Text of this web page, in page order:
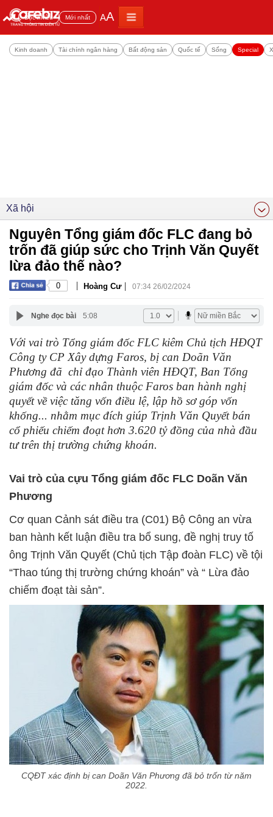
Đọc nhiều Mới nhất AA
Kinh doanh Tài chính ngân hàng Bất động sản Quốc tế Sống Special
Xã hội
Nguyên Tổng giám đốc FLC đang bỏ
trốn đã giúp sức cho Trịnh Văn Quyết
lừa đảo thế nào?
0 | Hoàng Cư | 07:34 26/02/2024
Nghe đọc bài 5:08
Với vai trò Tổng giám đốc FLC kiêm Chủ tịch HĐQT
Công ty CP Xây dựng Faros, bị can Doãn Văn
Phương đã chỉ đạo Thành viên HĐQT, Ban Tổng
giám đốc và các nhân thuộc Faros ban hành nghị
quyết về việc tăng vốn điều lệ, lập hồ sơ góp vốn
khống... nhằm mục đích giúp Trịnh Văn Quyết bán
cổ phiếu chiếm đoạt hơn 3.620 tỷ đồng của nhà đầu
tư trên thị trường chứng khoán.
Vai trò của cựu Tổng giám đốc FLC Doãn Văn
Phương
Cơ quan Cảnh sát điều tra (C01) Bộ Công an vừa
ban hành kết luận điều tra bổ sung, đề nghị truy tố
ông Trịnh Văn Quyết (Chủ tịch Tập đoàn FLC) về tội
“Thao túng thị trường chứng khoán” và “ Lừa đảo
chiếm đoạt tài sản”.
CQĐT xác định bị can Doãn Văn Phương đã bỏ trốn từ năm
2022.